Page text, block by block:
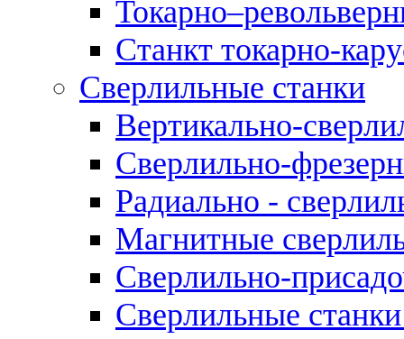
Станкт токарно-
Сверлильные станки
Вертикально-
Сверлильно-
Радиально -
Магнитные
Сверлильно-
Сверлильные